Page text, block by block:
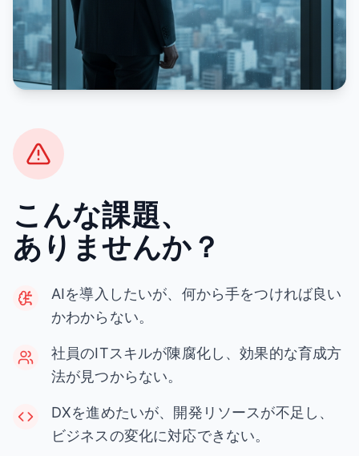
こんな課題、
ありませんか？
AIを導入したいが、何から手をつければ良い
かわからない。
社員のITスキルが陳腐化し、効果的な育成方
法が見つからない。
DXを進めたいが、開発リソースが不足し、
ビジネスの変化に対応できない。